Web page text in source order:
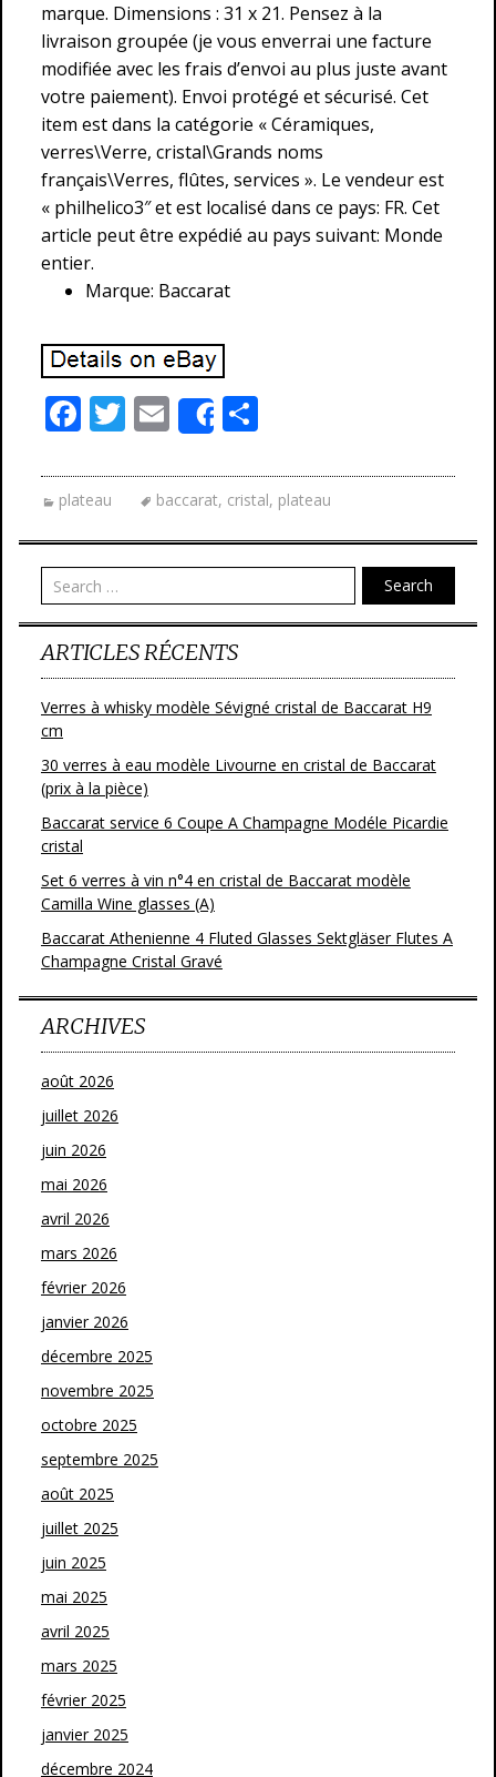
marque. Dimensions : 31 x 21. Pensez à la
livraison groupée (je vous enverrai une facture
modifiée avec les frais d’envoi au plus juste avant
votre paiement). Envoi protégé et sécurisé. Cet
item est dans la catégorie « Céramiques,
verres\Verre, cristal\Grands noms
français\Verres, flûtes, services ». Le vendeur est
« philhelico3″ et est localisé dans ce pays: FR. Cet
article peut être expédié au pays suivant: Monde
entier.
Marque: Baccarat
F
e
b
o
o
k
T
itt
er
E
m
ai
l
Share
ta
g
er
plateau baccarat, cristal, plateau
Search
ARTICLES RÉCENTS
Verres à whisky modèle Sévigné cristal de Baccarat H9
cm
30 verres à eau modèle Livourne en cristal de Baccarat
(prix à la pièce)
Baccarat service 6 Coupe A Champagne Modéle Picardie
cristal
Set 6 verres à vin n°4 en cristal de Baccarat modèle
Camilla Wine glasses (A)
Baccarat Athenienne 4 Fluted Glasses Sektgläser Flutes A
Champagne Cristal Gravé
ARCHIVES
août 2026
juillet 2026
juin 2026
mai 2026
avril 2026
mars 2026
février 2026
janvier 2026
décembre 2025
novembre 2025
octobre 2025
septembre 2025
août 2025
juillet 2025
juin 2025
mai 2025
avril 2025
mars 2025
février 2025
janvier 2025
décembre 2024